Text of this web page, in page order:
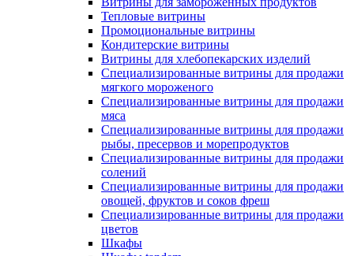
Тепловые витрины
Промоциональные витрины
Кондитерские витрины
Витрины для хлебопекарских изделий
Специализированные витрины для продажи
мягкого мороженого
Специализированные витрины для продажи
мяса
Специализированные витрины для продажи
рыбы, пресервов и морепродуктов
Специализированные витрины для продажи
солений
Специализированные витрины для продажи
овощей, фруктов и соков фреш
Специализированные витрины для продажи
цветов
Шкафы